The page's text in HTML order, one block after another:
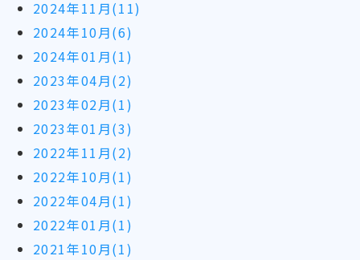
2024年11月(11)
2024年10月(6)
2024年01月(1)
2023年04月(2)
2023年02月(1)
2023年01月(3)
2022年11月(2)
2022年10月(1)
2022年04月(1)
2022年01月(1)
2021年10月(1)